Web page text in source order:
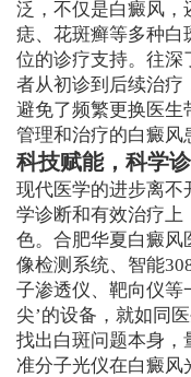
泛，不仅是白癜风，
痣、花斑癣等多种白
位的诊疗支持。往深
者从初诊到后续治疗
避免了频繁更换医生
管理和治疗的白癜风
科技赋能，科学
现代医学的进步离不
学诊断和有效治疗上
色。合肥华夏白癜风
像检测系统、智能
子渗透仪、靶向仪等
尖’的设备，就如同
找出白斑问题本身，
准分子光仪在白癜风